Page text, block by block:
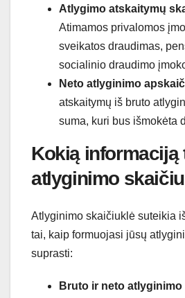
Atlygimo atskaitymų
Atimamos privalomos
sveikatos draudimas,
socialinio draudimo
Neto atlyginimo
atskaitymų iš bruto
suma, kuri bus išmokėta
Kokią informaciją
atlyginimo
Atlyginimo skaičiuklė suteikia
tai, kaip formuojasi jūsų
suprasti:
Bruto ir neto